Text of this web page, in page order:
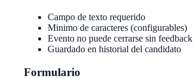
Campo de texto requerido
Minimo de caracteres (configurables)
Evento no puede cerrarse sin feedback
Guardado en historial del candidato
Formulario